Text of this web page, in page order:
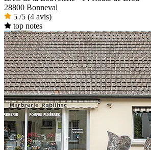
28800 Bonneval
5 /5 (4 avis)
top notes